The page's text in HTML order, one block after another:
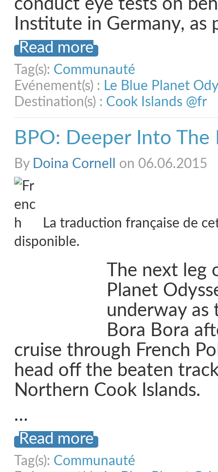
conduct eye tests on
Institute in Germany,
Read more
Tag(s): Communauté
Evénement(s) : Le Blue Planet
Destination(s) : Cook Islands @fr
BPO: Deeper Into The
By Doina Cornell on 06.06.2015
La traduction française de
disponible.
The next leg
Planet
underway as
Bora Bora
cruise through French
head off the beaten
Northern Cook Islands.
…
Read more
Tag(s): Communauté